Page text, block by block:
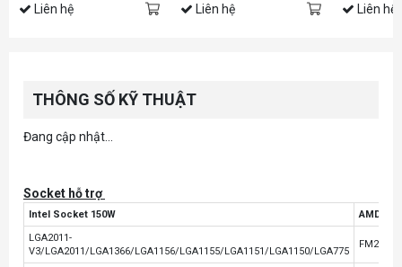
Liên hệ Liên hệ
Liên hệ
THÔNG SỐ KỸ THUẬT
Đang cập nhật...
Socket hỗ trợ
Intel Socket 150W
AMD
LGA2011-
V3/LGA2011/LGA1366/LGA1156/LGA1155/LGA1151/LGA1150/LGA775
FM2/